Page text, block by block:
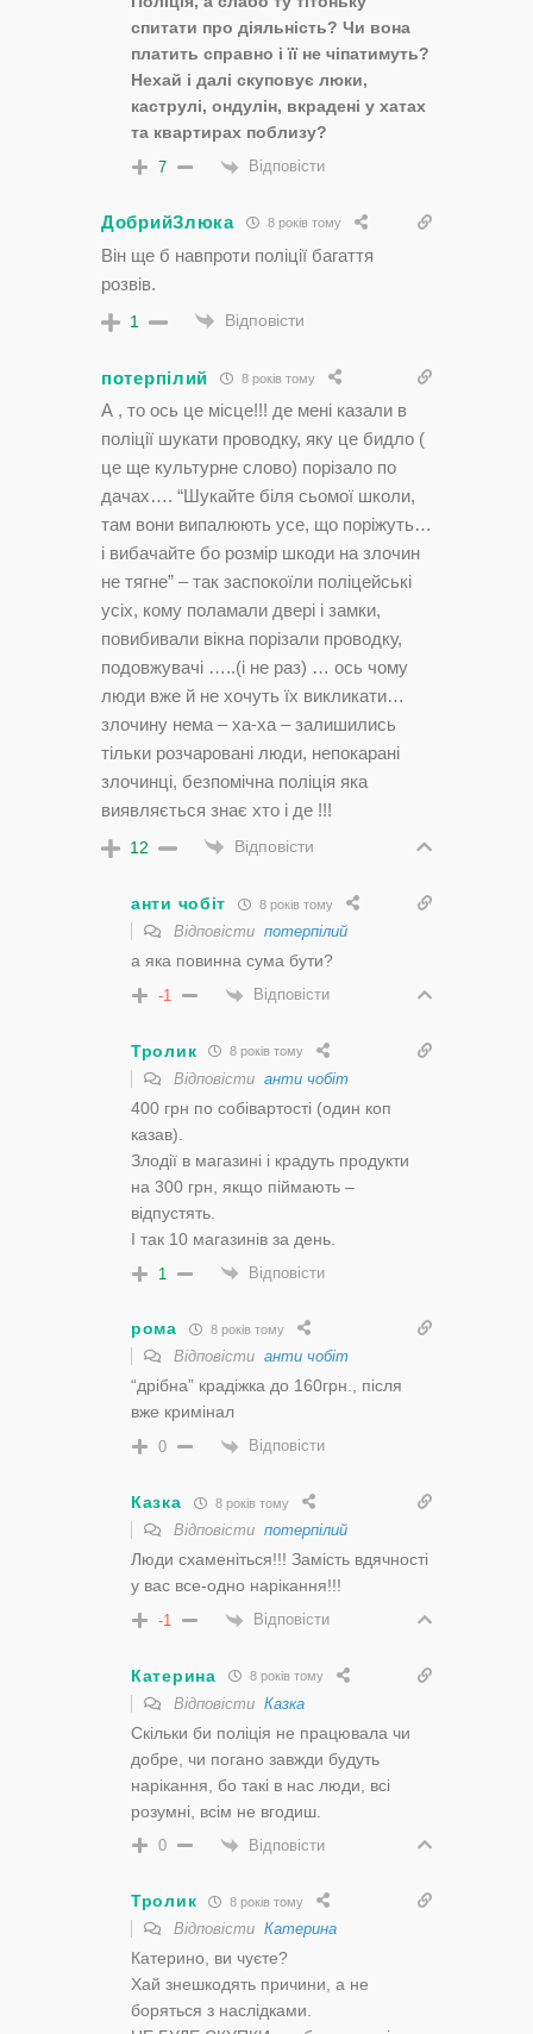
спитати про діяльність? Чи вона
платить справно і її не чіпатимуть?
Нехай і далі скуповує люки,
каструлі, ондулін, вкрадені у хатах
та квартирах поблизу?
7 Відповісти
ДобрийЗлюка 8 років тому
Він ще б навпроти поліції багаття
розвів.
1 Відповісти
потерпілий 8 років тому
А , то ось це місце!!! де мені казали в
поліції шукати проводку, яку це бидло (
це ще культурне слово) порізало по
дачах…. “Шукайте біля сьомої школи,
там вони випалюють усе, що поріжуть…
і вибачайте бо розмір шкоди на злочин
не тягне” – так заспокоїли поліцейські
усіх, кому поламали двері і замки,
повибивали вікна порізали проводку,
подовжувачі …..(і не раз) … ось чому
люди вже й не хочуть їх викликати…
злочину нема – ха-ха – залишились
тільки розчаровані люди, непокарані
злочинці, безпомічна поліція яка
виявляється знає хто і де !!!
12 Відповісти
анти чобіт 8 років тому
Відповісти потерпілий
а яка повинна сума бути?
-1 Відповісти
Тролик 8 років тому
Відповісти анти чобіт
400 грн по собівартості (один коп
казав).
Злодії в магазині і крадуть продукти
на 300 грн, якщо піймають –
відпустять.
І так 10 магазинів за день.
1 Відповісти
рома 8 років тому
Відповісти анти чобіт
“дрібна” крадіжка до 160грн., після
вже кримінал
0 Відповісти
Казка 8 років тому
Відповісти потерпілий
Люди схаменіться!!! Замість вдячності
у вас все-одно нарікання!!!
-1 Відповісти
Катерина 8 років тому
Відповісти Казка
Скільки би поліція не працювала чи
добре, чи погано завжди будуть
нарікання, бо такі в нас люди, всі
розумні, всім не вгодиш.
0 Відповісти
Тролик 8 років тому
Відповісти Катерина
Катерино, ви чуєте?
Хай знешкодять причини, а не
боряться з наслідками.